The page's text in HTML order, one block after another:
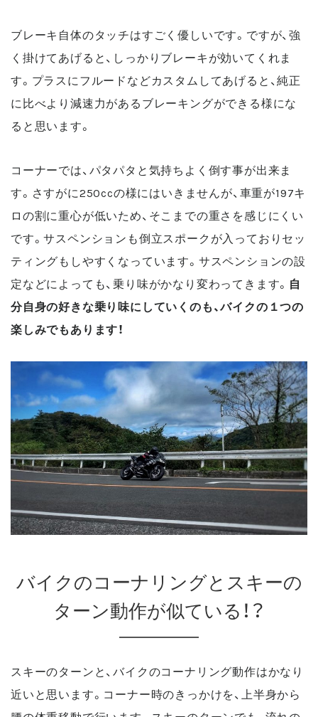
ブレーキ自体のタッチはすごく優しいです。ですが、強
く掛けてあげると、しっかりブレーキが効いてくれま
す。プラスにフルードなどカスタムしてあげると、純正
に比べより減速力があるブレーキングができる様にな
ると思います。
コーナーでは、パタパタと気持ちよく倒す事が出来ま
す。 さすがに250ccの様にはいきませんが、車重が197キ
ロの割に重心が低いため、そこまでの重さを感じにくい
です。サスペンションも倒立スポークが入っておりセッ
ティングもしやすくなっています。 サスペンションの設
定などによっても、乗り味がかなり変わってきます。 自
分自身の好きな乗り味にしていくのも、バイクの１つの
楽しみでもあります！
バイクのコーナリングとスキーの
ターン動作が似ている！ ？
スキーのターンと、バイクのコーナリング動作はかなり
近いと思います。 コーナー時のきっかけを、上半身から